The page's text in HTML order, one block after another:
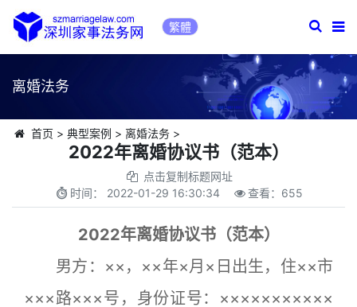
繁體
离婚法务
首页 > 典型案例 > 离婚法务>
2022年离婚协议书（范本）
点击复制标题网址
时间： 2022-01-29 16:30:34 查看： 655
2022年离婚协议书（范本）
男方：××，××年×月×日出生，住××市
×××路×××号，身份证号：×××××××××××